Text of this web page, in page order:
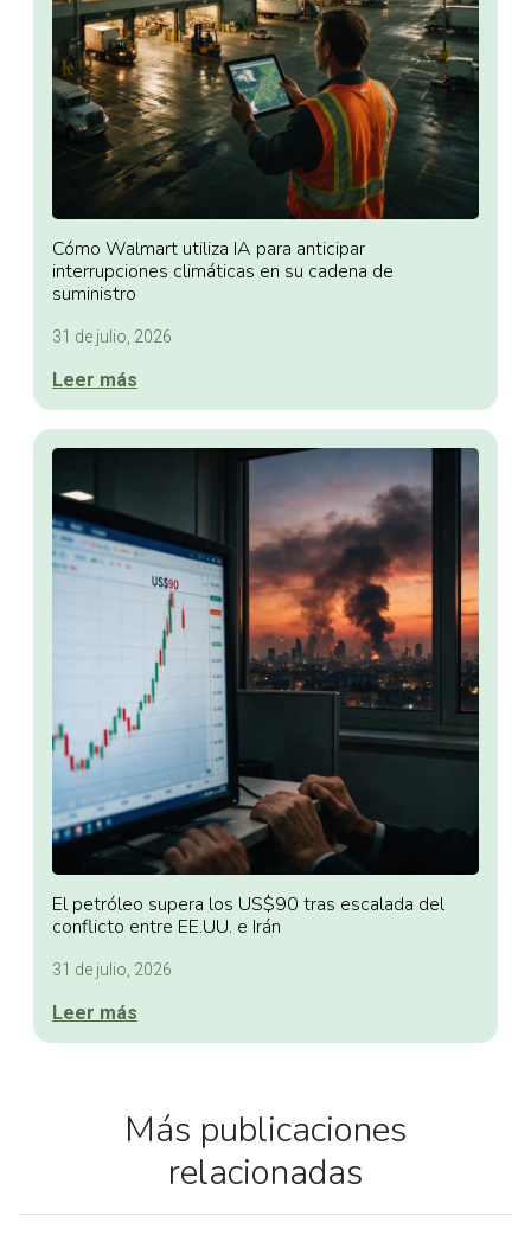
Cómo Walmart utiliza IA para anticipar
interrupciones climáticas en su cadena de
suministro
31 de julio, 2026
Leer más
El petróleo supera los US$90 tras escalada del
conflicto entre EE.UU. e Irán
31 de julio, 2026
Leer más
Más publicaciones
relacionadas